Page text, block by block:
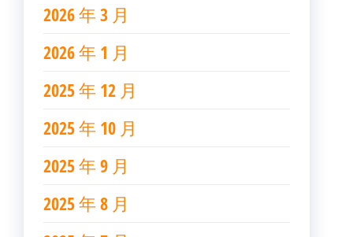
2026 年 3 月
2026 年 1 月
2025 年 12 月
2025 年 10 月
2025 年 9 月
2025 年 8 月